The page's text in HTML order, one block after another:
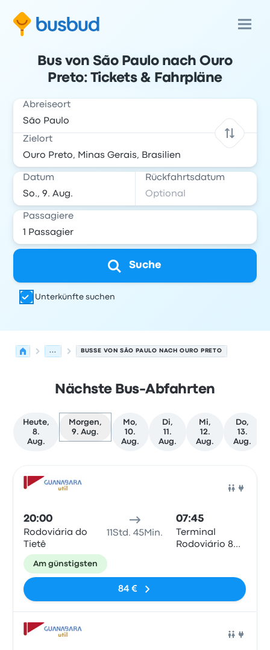
Bus von São Paulo nach Ouro
Preto: Tickets & Fahrpläne
Abreiseort
Zielort
Datum Rückfahrtsdatum
Passagiere
Suche
Unterkünfte suchen
... BUSSE VON SÃO PAULO NACH OURO PRETO
Nächste Bus-Abfahrten
Heute,
8.
Aug.
Morgen,
9. Aug.
Mo,
10.
Aug.
Di,
11.
Aug.
Mi,
12.
Aug.
Do,
13.
Aug.
20:00
Rodoviária do
Tietê
11Std. 45Min.
07:45
Terminal
Rodoviário 8
Am günstigsten
84 €